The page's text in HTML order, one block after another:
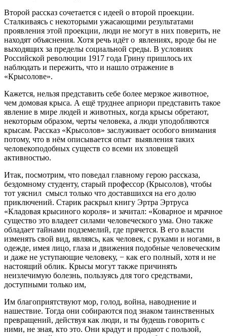
Второй рассказ сочетается с идеей о второй проекции.
Сталкиваясь с некоторыми ужасающими результатами
проявления этой проекции, люди не могут в них поверить, не
находят объяснения. Хотя речь идёт о явлениях, вроде бы не
выходящих за пределы социальной среды. В условиях
Российской революции 1917 года Грину пришлось их
наблюдать и пережить, что и нашло отражение в
«Крысолове».
Кажется, нельзя представить себе более мерзкое животное,
чем домовая крыса. А ещё труднее априори представить такое
явление в мире людей и животных, когда крысы обретают,
некоторым образом, черты человека, а люди уподобляются
крысам. Рассказ «Крысолов» заслуживает особого внимания
потому, что в нём описывается опыт выявления таких
человекоподобных существ со всеми их зловещей
активностью.
Итак, посмотрим, что поведал главному герою рассказа,
бездомному студенту, старый профессор (Крысолов), чтобы
тот уяснил смысл только что доставшихся на его долю
приключений. Старик раскрыл книгу Эртра Эртруса
«Кладовая крысиного короля» и зачитал: «Коварное и мрачное
существо это владеет силами человеческого ума. Оно также
обладает тайнами подземелий, где прячется. В его власти
изменять свой вид, являясь, как человек, с руками и ногами, в
одежде, имея лицо, глаза и движения подобные человеческим
и даже не уступающие человеку, − как его полный, хотя и не
настоящий облик. Крысы могут также причинять
неизлечимую болезнь, пользуясь для того средствами,
доступными только им,
Им благоприятствуют мор, голод, война, наводнение и
нашествие. Тогда они собираются под знаком таинственных
превращений, действуя как люди, и ты будешь говорить с
ними, не зная, кто это. Они крадут и продают с пользой,